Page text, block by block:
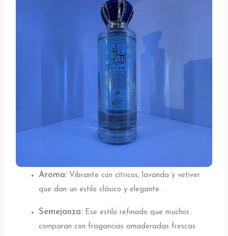
Aroma: Vibrante con cítricos, lavanda y vetiver
que dan un estilo clásico y elegante.
Semejanza: Ese estilo refinado que muchos
comparan con fragancias amaderadas frescas